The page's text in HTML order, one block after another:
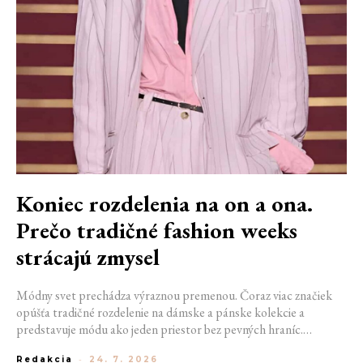
Koniec rozdelenia na on a ona.
Prečo tradičné fashion weeks
strácajú zmysel
Módny svet prechádza výraznou premenou. Čoraz viac značiek
opúšťa tradičné rozdelenie na dámske a pánske kolekcie a
predstavuje módu ako jeden priestor bez pevných hraníc.
Redakcia - 24. 7. 2026